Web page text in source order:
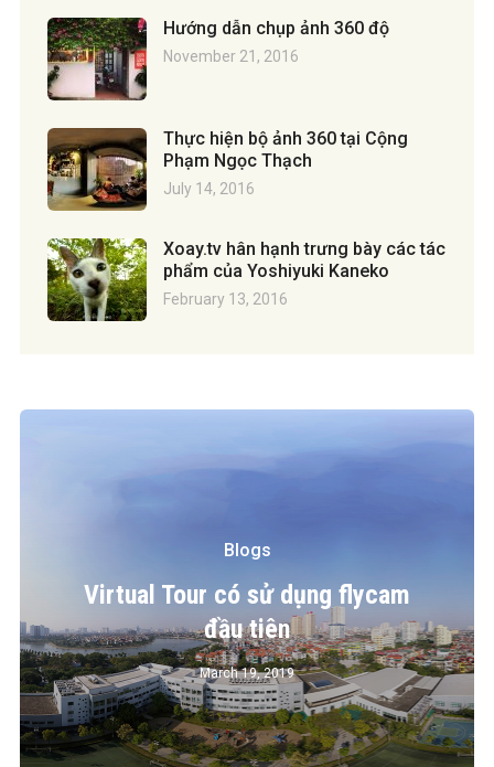
Hướng dẫn chụp ảnh 360 độ
November 21, 2016
Thực hiện bộ ảnh 360 tại Cộng
Phạm Ngọc Thạch
July 14, 2016
Xoay.tv hân hạnh trưng bày các tác
phẩm của Yoshiyuki Kaneko
February 13, 2016
Blogs
Virtual Tour có sử dụng flycam
đầu tiên
March 19, 2019